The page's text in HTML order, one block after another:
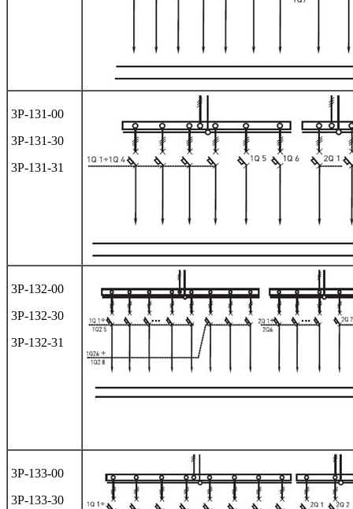
3Р-131-00
3Р-131-30
3Р-131-31
3Р-132-00
3Р-132-30
3Р-132-31
3Р-133-00
3Р-133-30